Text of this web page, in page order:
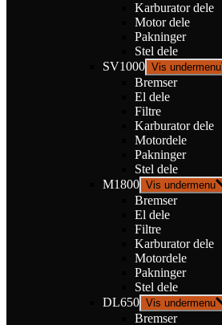
Karburator dele
Motor dele
Pakninger
Stel dele
SV1000 Vis undermenu
Bremser
El dele
Filtre
Karburator dele
Motordele
Pakninger
Stel dele
M1800 Vis undermenu
Bremser
El dele
Filtre
Karburator dele
Motordele
Pakninger
Stel dele
DL650 Vis undermenu
Bremser